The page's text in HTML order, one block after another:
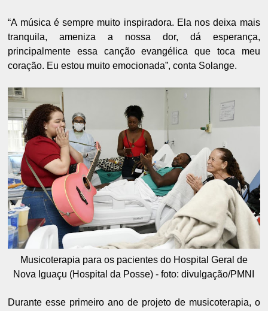
“A música é sempre muito inspiradora. Ela nos deixa mais
tranquila, ameniza a nossa dor, dá esperança,
principalmente essa canção evangélica que toca meu
coração. Eu estou muito emocionada”, conta Solange.
Musicoterapia para os pacientes do Hospital Geral de
Nova Iguaçu (Hospital da Posse) - foto: divulgação/PMNI
Durante esse primeiro ano de projeto de musicoterapia, o